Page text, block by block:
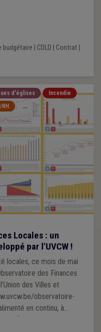
budgétaire CDLD Contrat|
d'églises
Incendie
...
Locales : un
par l'UVCW !
locales, ce mois de mai
des Finances
des Villes et
observatoire-